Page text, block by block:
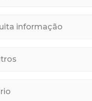
informação